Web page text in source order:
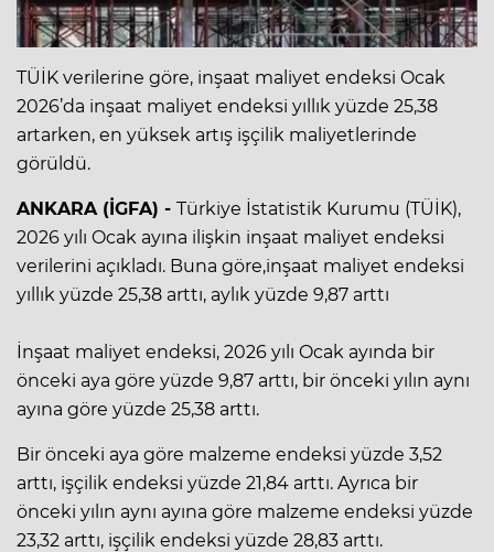
TÜİK verilerine göre, inşaat maliyet endeksi Ocak
2026’da inşaat maliyet endeksi yıllık yüzde 25,38
artarken, en yüksek artış işçilik maliyetlerinde
görüldü.
ANKARA (İGFA) - Türkiye İstatistik Kurumu (TÜİK),
2026 yılı Ocak ayına ilişkin inşaat maliyet endeksi
verilerini açıkladı. Buna göre,inşaat maliyet endeksi
yıllık yüzde 25,38 arttı, aylık yüzde 9,87 arttı
İnşaat maliyet endeksi, 2026 yılı Ocak ayında bir
önceki aya göre yüzde 9,87 arttı, bir önceki yılın aynı
ayına göre yüzde 25,38 arttı.
Bir önceki aya göre malzeme endeksi yüzde 3,52
arttı, işçilik endeksi yüzde 21,84 arttı. Ayrıca bir
önceki yılın aynı ayına göre malzeme endeksi yüzde
23,32 arttı, işçilik endeksi yüzde 28,83 arttı.